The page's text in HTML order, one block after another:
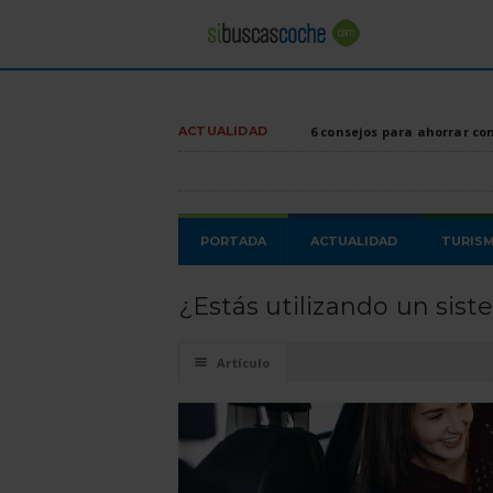
ACTUALIDAD 6 consejos para ahorrar
PORTADA ACTUALIDAD
¿Estás utilizando un
☰ Artículo